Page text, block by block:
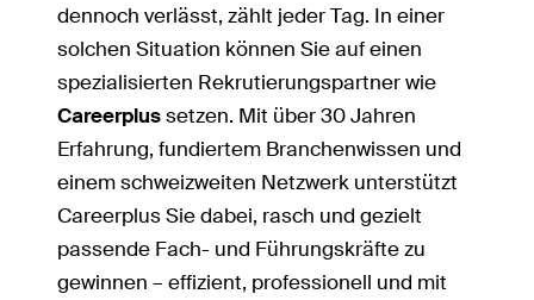
dennoch verlässt, zählt jeder Tag. In einer
solchen Situation können Sie auf einen
spezialisierten Rekrutierungspartner wie
Careerplussetzen. Mit über 30 Jahren
Erfahrung, fundiertem Branchenwissen und
einem schweizweiten Netzwerk unterstützt
Careerplus Sie dabei, rasch und gezielt
passende Fach- und Führungskräfte zu
gewinnen – effizient, professionell und mit